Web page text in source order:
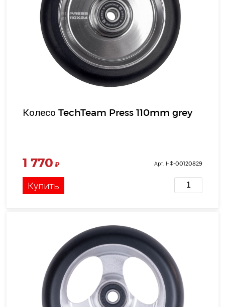
Колесо TechTeam Press 110mm grey
1 770 ₽ Арт. НФ-00120829
Купить